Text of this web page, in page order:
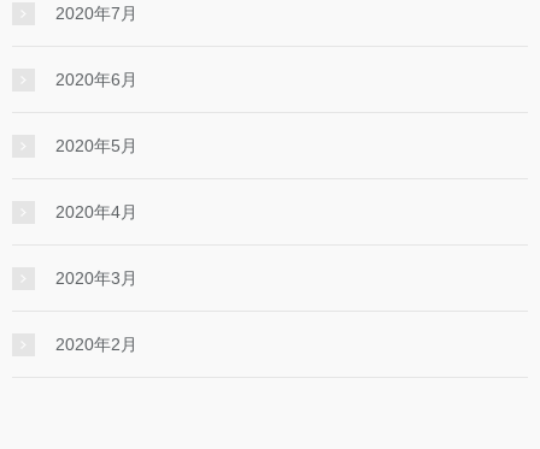
2020年7月
2020年6月
2020年5月
2020年4月
2020年3月
2020年2月